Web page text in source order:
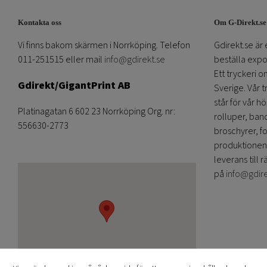
Kontakta oss
Vi finns bakom skärmen i Norrköping. Telefon
011-251515 eller mail info@gdirekt.se
Gdirekt/GigantPrint AB
Platinagatan 6 602 23 Norrköping Org. nr:
556630-2773
Om G-Direkt.se
Gdirekt.se
beställa
Ett tryckeri
Sverige. Vår
står för vår
rolluper,
broschyrer,
leverans till
på